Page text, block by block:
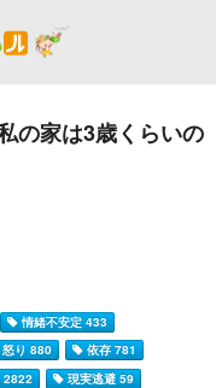
の家は3歳くらいの
情緒不安定 433
怒り 880
依存 781
2822 現実逃避 59